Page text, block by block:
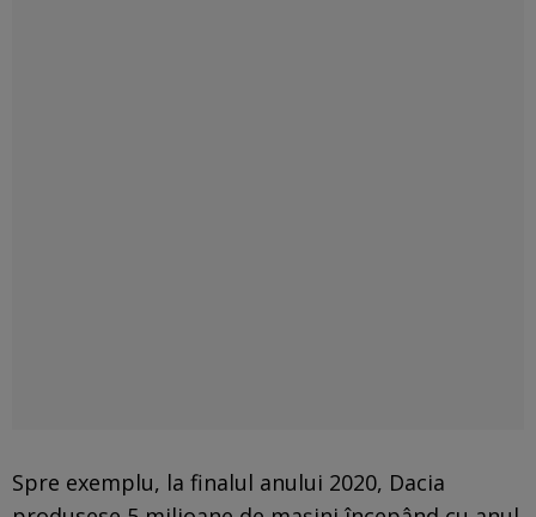
Spre exemplu, la finalul anului 2020, Dacia